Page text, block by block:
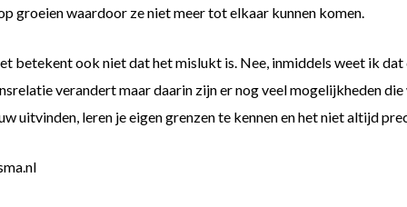
groeien waardoor ze niet meer tot elkaar kunnen komen.
ook niet dat het mislukt is. Nee, inmiddels weet ik
verandert maar daarin zijn er nog veel mogelijkheden
leren je eigen grenzen te kennen en het niet altijd